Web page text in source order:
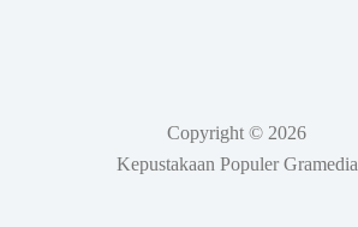
Copyright © 2026
Kepustakaan Populer Gramedia